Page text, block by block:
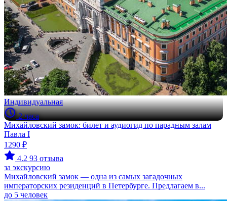
Индивидуальная
2 часа
Михайловский замок: билет и аудиогид по парадным залам
Павла I
1290 ₽
4.2 93 отзыва
за экскурсию
Михайловский замок — одна из самых загадочных
императорских резиденций в Петербурге. Предлагаем в...
до 5 человек